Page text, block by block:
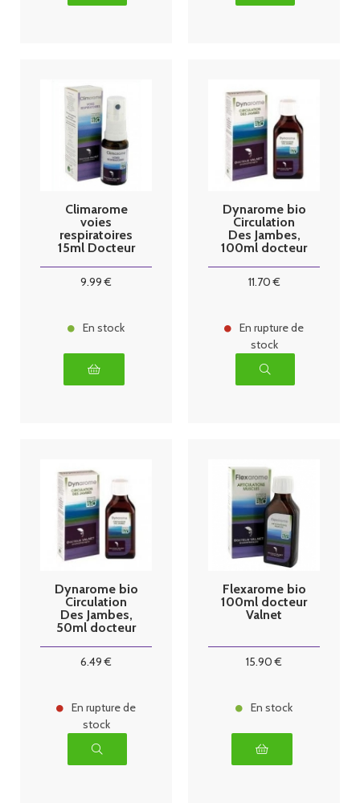
Climarome
voies
respiratoires
15ml Docteur
9.99 €
En stock
Dynarome bio
Circulation
Des Jambes,
100ml docteur
11.70€
En rupture de
stock
Dynarome bio
Circulation
Des Jambes,
50ml docteur
6.49 €
En rupture de
stock
Flexarome bio
100ml docteur
Valnet
15.90 €
En stock